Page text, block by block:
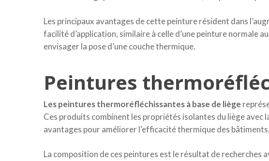
Les principaux avantages de cette peinture résident dans
facilité d’application, similaire à celle d’une peinture normale
envisager la pose d’une couche thermique.
Peintures
Les peintures thermoréfléchissantes à base de liège
Ces produits combinent les propriétés isolantes du liège
avantages pour améliorer l’efficacité thermique des
La composition de ces peintures est le résultat de recherches